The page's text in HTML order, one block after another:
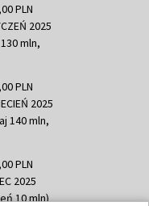
PLN
2025
mln,
PLN
2025
140 mln,
PLN
2025
10 mln)